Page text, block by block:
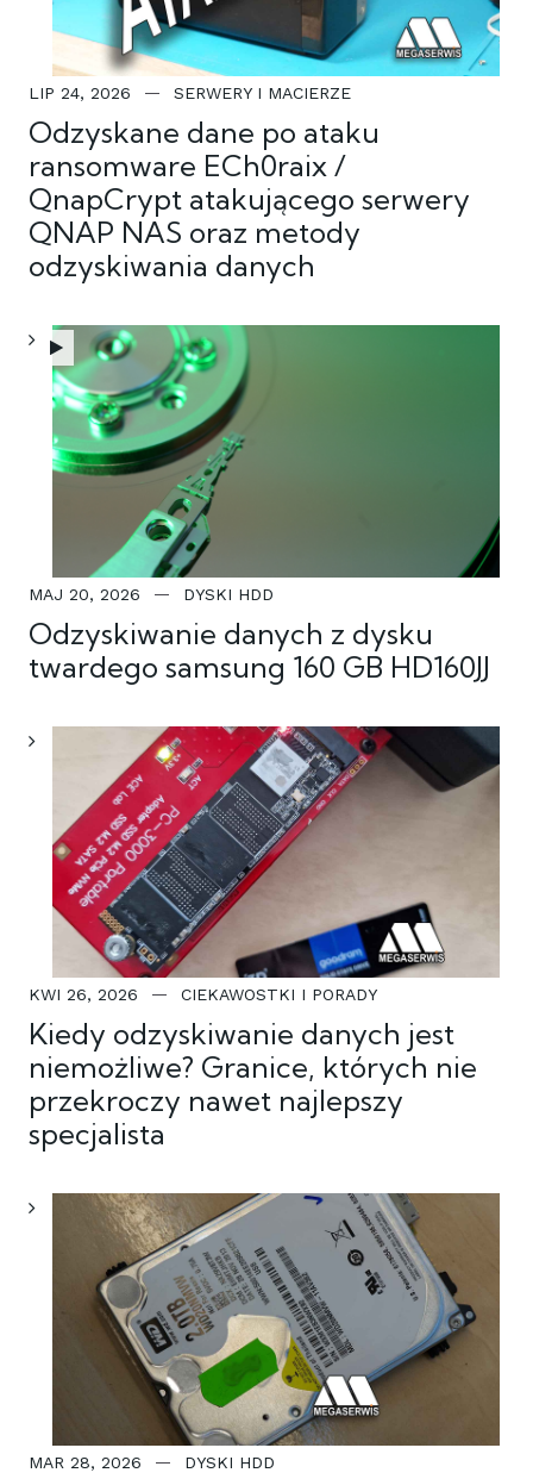
LIP 24, 2026 SERWERY I MACIERZE
Odzyskane dane po ataku
ransomware ECh0raix /
QnapCrypt atakującego serwery
QNAP NAS oraz metody
odzyskiwania danych
MAJ 20, 2026 DYSKI HDD
Odzyskiwanie danych z dysku
twardego samsung 160 GB HD160JJ
KWI 26, 2026 CIEKAWOSTKI I PORADY
Kiedy odzyskiwanie danych jest
niemożliwe? Granice, których nie
przekroczy nawet najlepszy
specjalista
MAR 28, 2026 DYSKI HDD